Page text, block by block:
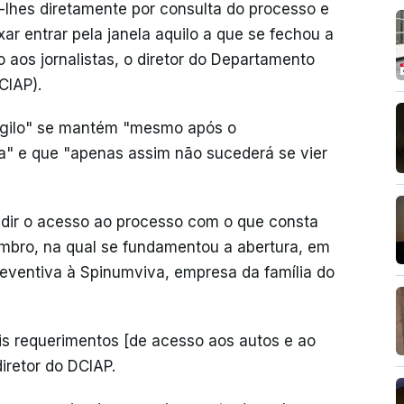
diretamente por consulta do processo e
entrar pela janela aquilo a que se fechou a
jornalistas, o diretor do Departamento
se mantém "mesmo após o
e que "apenas assim não sucederá se vier
o acesso ao processo com o que consta
na qual se fundamentou a abertura, em
à Spinumviva, empresa da família do
requerimentos [de acesso aos autos e ao
do DCIAP.